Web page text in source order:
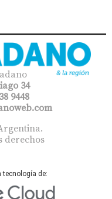
34
9448
derechos
tecnología de: